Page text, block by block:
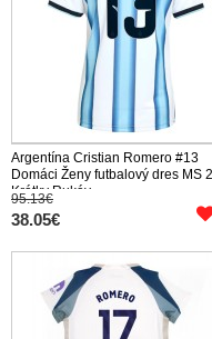
Argentína Cristian Romero #13
Domáci Ženy futbalový dres MS
Krátky Rukáv
95.13€
38.05€